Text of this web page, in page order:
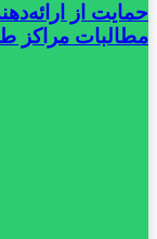
حمایت از
مطالبات مراکز